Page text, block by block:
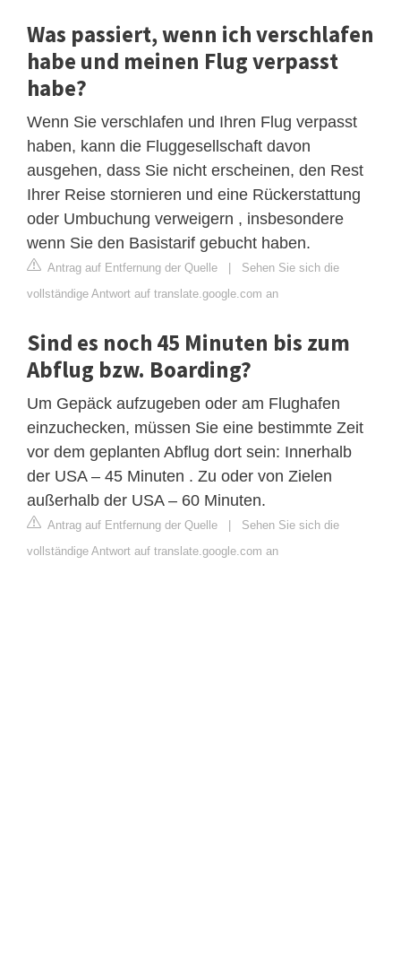
Was passiert, wenn ich verschlafen
habe und meinen Flug verpasst
habe?
Wenn Sie verschlafen und Ihren Flug verpasst
haben, kann die Fluggesellschaft davon
ausgehen, dass Sie nicht erscheinen, den Rest
Ihrer Reise stornieren und eine Rückerstattung
oder Umbuchung verweigern , insbesondere
wenn Sie den Basistarif gebucht haben.
Antrag auf Entfernung der Quelle | Sehen Sie sich die
vollständige Antwort auf translate.google.com an
Sind es noch 45 Minuten bis zum
Abflug bzw. Boarding?
Um Gepäck aufzugeben oder am Flughafen
einzuchecken, müssen Sie eine bestimmte Zeit
vor dem geplanten Abflug dort sein: Innerhalb
der USA – 45 Minuten . Zu oder von Zielen
außerhalb der USA – 60 Minuten.
Antrag auf Entfernung der Quelle | Sehen Sie sich die
vollständige Antwort auf translate.google.com an